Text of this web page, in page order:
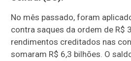
No mês passado, foram
contra saques da ordem de R$
rendimentos creditados nas
somaram R$ 6,3 bilhões. O